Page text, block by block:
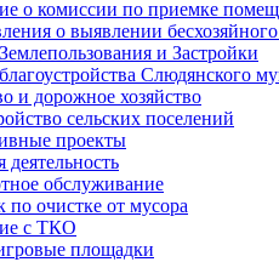
о комиссии по приемке
о выявлении
и Застройки
Слюдянского
и дорожное хозяйство
сельских поселений
проекты
обслуживание
по очистке от мусора
с ТКО
площадки